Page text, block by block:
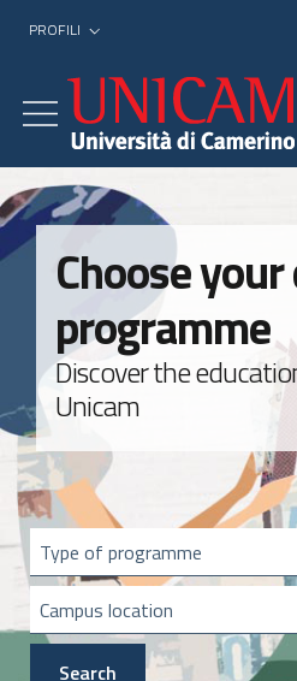
PROFILI
Choose
programme
Discover the
Unicam
Type of programme
Campus location